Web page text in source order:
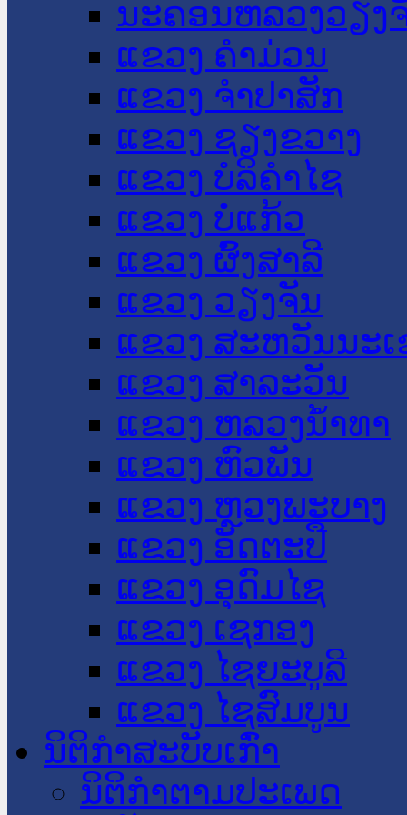
ນະ​ຄອນ​ຫລວງວຽງ
ແຂວງ ຄໍາມ່ວນ
ແຂວງ ຈໍາປາສັກ
ແຂວງ ຊຽງຂວາງ
ແຂວງ ບໍລິຄໍາໄຊ
ແຂວງ ບໍ່ແກ້ວ
ແຂວງ ຜົ້ງສາລີ
ແຂວງ ວຽງຈັນ
ແຂວງ ສະຫວັນນະ
ແຂວງ ສາລະວັນ
ແຂວງ ຫລວງນໍ້າທາ
ແຂວງ ຫົວພັນ
ແຂວງ ຫຼວງພະບາງ
ແຂວງ ອັດຕະປື
ແຂວງ ອຸດົມໄຊ
ແຂວງ ເຊກອງ
ແຂວງ ໄຊຍະບູລີ
ແຂວງ ໄຊສົມບູນ
ນິຕິກໍາສະບັບເກົ່າ
ນິຕິກຳຕາມປະເພດ